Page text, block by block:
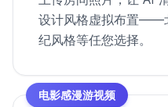
设计风格虚拟布置——
纪风格等任您选择。
电影感漫游视频